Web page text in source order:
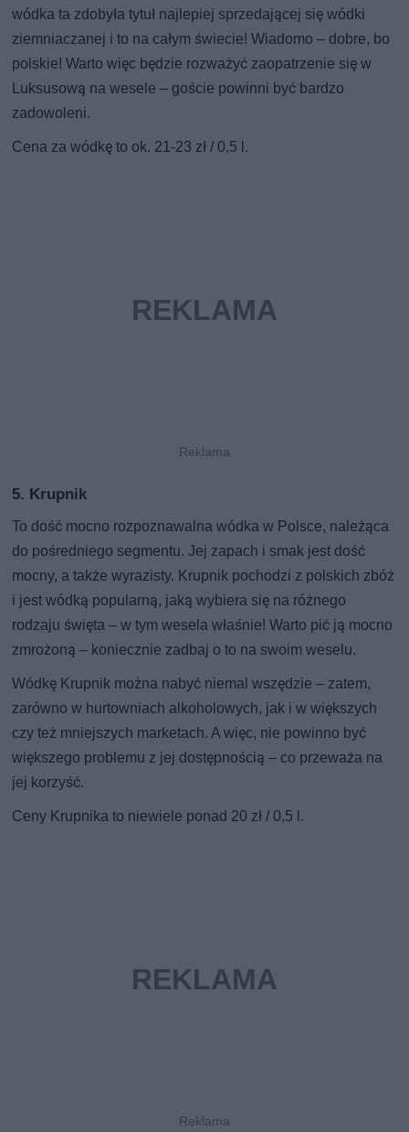
wódka ta zdobyła tytuł najlepiej sprzedającej się wódki
ziemniaczanej i to na całym świecie! Wiadomo – dobre, bo
polskie! Warto więc będzie rozważyć zaopatrzenie się w
Luksusową na wesele – goście powinni być bardzo
zadowoleni.
Cena za wódkę to ok. 21-23 zł / 0,5 l.
5. Krupnik
To dość mocno rozpoznawalna wódka w Polsce, należąca
do pośredniego segmentu. Jej zapach i smak jest dość
mocny, a także wyrazisty. Krupnik pochodzi z polskich zbóż
i jest wódką popularną, jaką wybiera się na różnego
rodzaju święta – w tym wesela właśnie! Warto pić ją mocno
zmrożoną – koniecznie zadbaj o to na swoim weselu.
Wódkę Krupnik można nabyć niemal wszędzie – zatem,
zarówno w hurtowniach alkoholowych, jak i w większych
czy też mniejszych marketach. A więc, nie powinno być
większego problemu z jej dostępnością – co przeważa na
jej korzyść.
Ceny Krupnika to niewiele ponad 20 zł / 0,5 l.